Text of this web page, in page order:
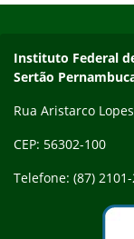
Endereço
Instituto Federal
Sertão
Rua Aristarco
CEP: 56302-100
Telefone: (87)